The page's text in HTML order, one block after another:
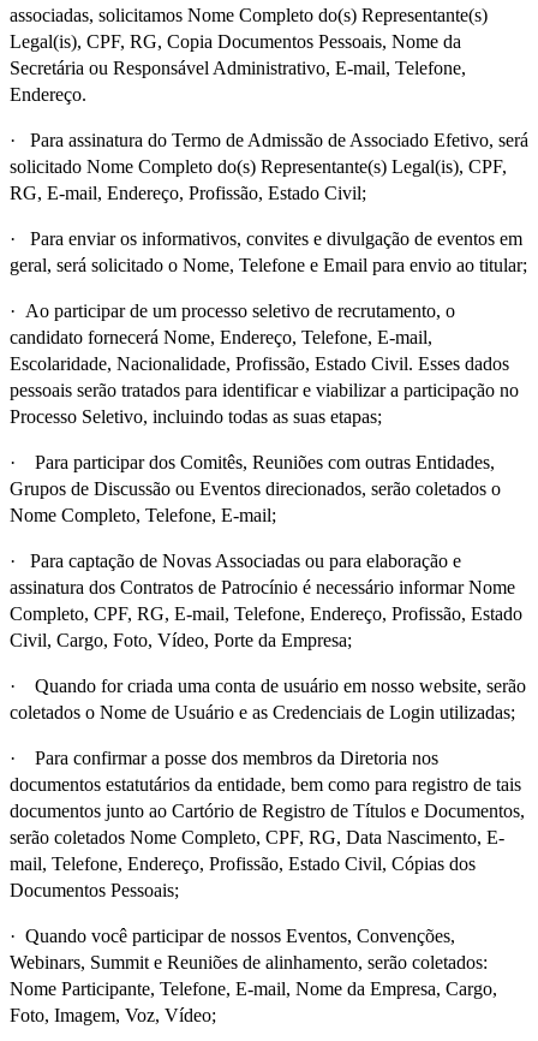
associadas, solicitamos Nome Completo do(s) Representante(s)
Legal(is), CPF, RG, Copia Documentos Pessoais, Nome da
Secretária ou Responsável Administrativo, E-mail, Telefone,
Endereço.
· Para assinatura do Termo de Admissão de Associado Efetivo, será
solicitado Nome Completo do(s) Representante(s) Legal(is), CPF,
RG, E-mail, Endereço, Profissão, Estado Civil;
· Para enviar os informativos, convites e divulgação de eventos em
geral, será solicitado o Nome, Telefone e Email para envio ao titular;
· Ao participar de um processo seletivo de recrutamento, o
candidato fornecerá Nome, Endereço, Telefone, E-mail,
Escolaridade, Nacionalidade, Profissão, Estado Civil. Esses dados
pessoais serão tratados para identificar e viabilizar a participação no
Processo Seletivo, incluindo todas as suas etapas;
· Para participar dos Comitês, Reuniões com outras Entidades,
Grupos de Discussão ou Eventos direcionados, serão coletados o
Nome Completo, Telefone, E-mail;
· Para captação de Novas Associadas ou para elaboração e
assinatura dos Contratos de Patrocínio é necessário informar Nome
Completo, CPF, RG, E-mail, Telefone, Endereço, Profissão, Estado
Civil, Cargo, Foto, Vídeo, Porte da Empresa;
· Quando for criada uma conta de usuário em nosso website, serão
coletados o Nome de Usuário e as Credenciais de Login utilizadas;
· Para confirmar a posse dos membros da Diretoria nos
documentos estatutários da entidade, bem como para registro de tais
documentos junto ao Cartório de Registro de Títulos e Documentos,
serão coletados Nome Completo, CPF, RG, Data Nascimento, E-
mail, Telefone, Endereço, Profissão, Estado Civil, Cópias dos
Documentos Pessoais;
· Quando você participar de nossos Eventos, Convenções,
Webinars, Summit e Reuniões de alinhamento, serão coletados:
Nome Participante, Telefone, E-mail, Nome da Empresa, Cargo,
Foto, Imagem, Voz, Vídeo;